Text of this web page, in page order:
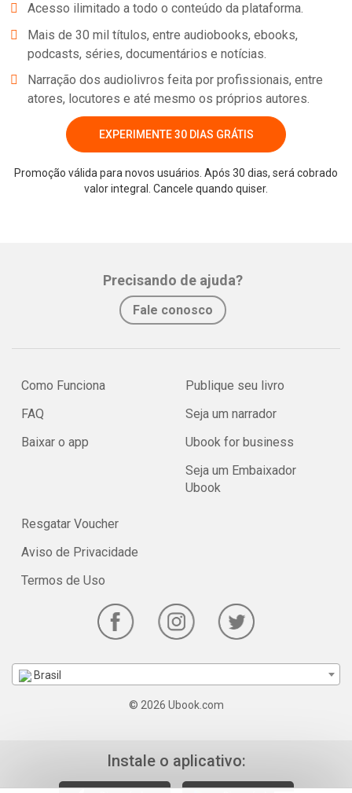
Acesso ilimitado a todo o conteúdo da plataforma.
Mais de 30 mil títulos, entre audiobooks, ebooks,
podcasts, séries, documentários e notícias.
Narração dos audiolivros feita por profissionais, entre
atores, locutores e até mesmo os próprios autores.
EXPERIMENTE 30 DIAS GRÁTIS
Promoção válida para novos usuários. Após 30 dias, será cobrado
valor integral. Cancele quando quiser.
Precisando de ajuda?
Fale conosco
Como Funciona
FAQ
Baixar o app
Publique seu livro
Seja um narrador
Ubook for business
Seja um Embaixador
Ubook
Resgatar Voucher
Aviso de Privacidade
Termos de Uso
Brasil
© 2026 Ubook.com
Instale o aplicativo: